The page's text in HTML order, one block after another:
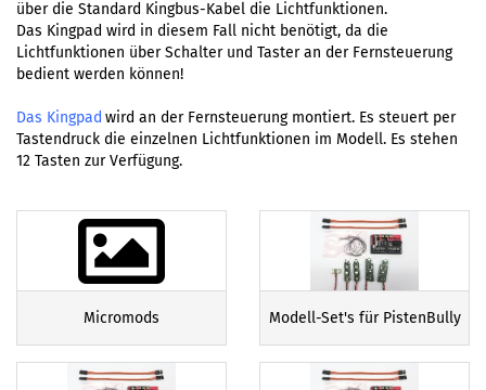
über die Standard Kingbus-Kabel die Lichtfunktionen.
Das Kingpad wird in diesem Fall nicht benötigt, da die
Lichtfunktionen über Schalter und Taster an der Fernsteuerung
bedient werden können!
Das Kingpad wird an der Fernsteuerung montiert. Es steuert per
Tastendruck die einzelnen Lichtfunktionen im Modell. Es stehen
12 Tasten zur Verfügung.
Micromods Modell-Set's für PistenBully